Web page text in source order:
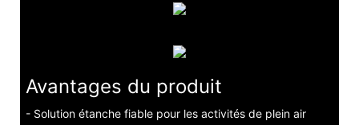
Avantages du produit
- Solution étanche fiable pour les activités de plein air